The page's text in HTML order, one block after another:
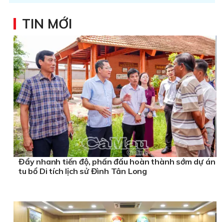
TIN MỚI
Đẩy nhanh tiến độ, phấn đấu hoàn thành sớm dự án
tu bổ Di tích lịch sử Đình Tân Long